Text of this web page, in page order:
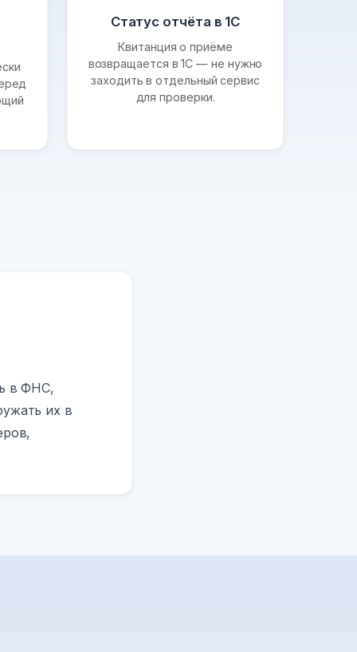
Статус отчёта в 1С
Квитанция о приёме
возвращается в 1С — не нужно
заходить в отдельный сервис
для проверки.
в ФНС,
их в